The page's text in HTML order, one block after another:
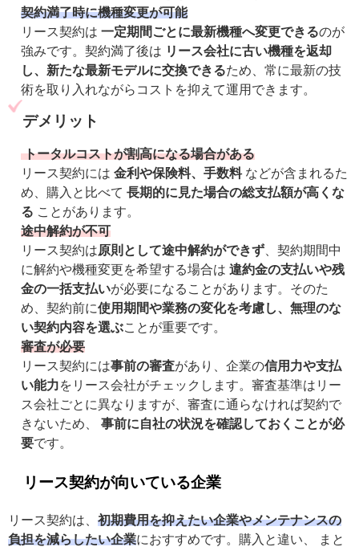
契約満了時に機種変更が可能
リース契約は 一定期間ごとに最新機種へ変更できるのが
強みです。契約満了後は リース会社に古い機種を返却
し、新たな最新モデルに交換できるため、常に最新の技
術を取り入れながらコストを抑えて運用できます。
デメリット
トータルコストが割高になる場合がある
リース契約には 金利や保険料、手数料などが含まれるた
め、購入と比べて 長期的に見た場合の総支払額が高くな
る ことがあります。
途中解約が不可
リース契約は原則として途中解約ができず 、契約期間中
に解約や機種変更を希望する場合は 違約金の支払いや残
金の一括支払いが必要になることがあります。そのた
め、契約前に使用期間や業務の変化を考慮し、無理のな
い契約内容を選ぶ ことが重要です。
審査が必要
リース契約には事前の審査があり、企業の信用力や支払
い能力をリース会社がチェックします。審査基準はリー
ス会社ごとに異なりますが、審査に通らなければ契約で
きないため、 事前に自社の状況を確認しておくことが必
要です。
リース契約が向いている企業
リース契約は、 初期費用を抑えたい企業やメンテナンスの
負担を減らしたい企業におすすめです。購入と違い、 まと